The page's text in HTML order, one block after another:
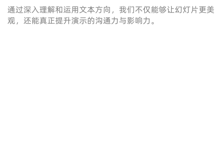
通过深入理解和运用文本方向，我们不仅能够让幻灯片更美
观，还能真正提升演示的沟通力与影响力。